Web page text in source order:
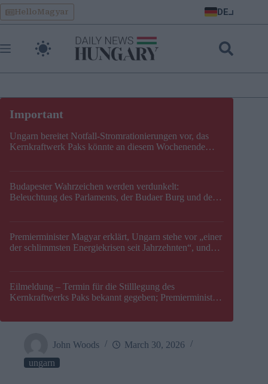
Skip
to
content
HelloMagyar DE
Ungarn bereitet Notfall-Stromrationierungen vor, das
Kernkraftwerk Paks könnte an diesem Wochenende
Budapester Wahrzeichen werden verdunkelt:
Beleuchtung des Parlaments, der Budaer Burg und der
Premierminister Magyar erklärt, Ungarn stehe vor „einer
der schlimmsten Energiekrisen seit Jahrzehnten“, und
Eilmeldung – Termin für die Stilllegung des
Kernkraftwerks Paks bekannt gegeben; Premierminister
John Woods
March 30, 2026
ungarn